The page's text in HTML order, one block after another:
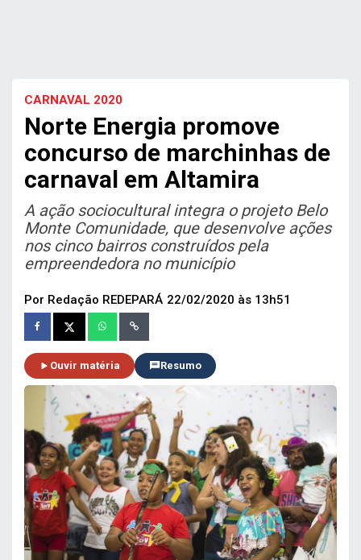
CARNAVAL 2020
Norte Energia promove
concurso de marchinhas de
carnaval em Altamira
A ação sociocultural integra o projeto Belo
Monte Comunidade, que desenvolve ações
nos cinco bairros construídos pela
empreendedora no município
Por Redação REDEPARÁ 22/02/2020 às 13h51
Ouvir matéria Resumo